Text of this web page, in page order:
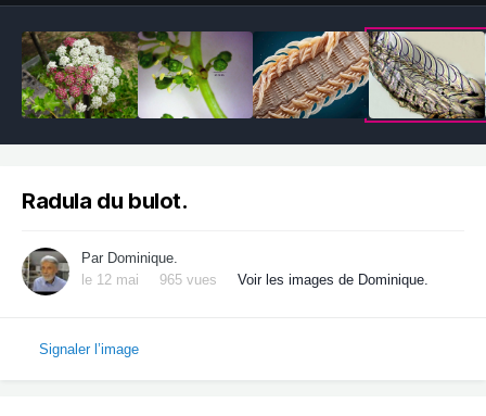
Radula du bulot.
Par Dominique.
le 12 mai
965 vues Voir les images de Dominique.
Signaler l’image